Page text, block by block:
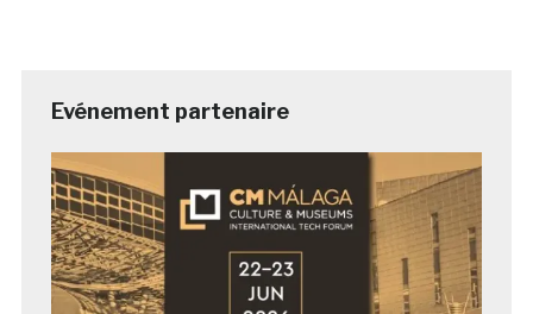
Evénement partenaire